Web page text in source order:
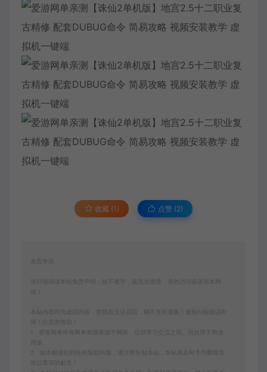
收藏 (1) 点赞 (2)
免责申明
请仔细阅读本站免责申明，如不遵守，或无法接受，请勿访问或使用本网
本站内容均为虚拟内容，赞助后无法召回，顾不支持退换！避免纠纷耽误时
间！介意勿赞助！
1、爱游网单所有网单资源来源于网络，仅供学习交流之用。切勿用于商业
2、如本帖侵犯到任何版权问题，请立即告知本站，本站将及时予与删除并
致以最深的歉意！